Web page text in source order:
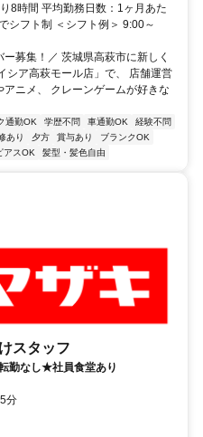
8時間 平均勤務日数：1ヶ月あた
シフト制 ＜シフト例＞ 9:00～
募集！／ 茨城県高萩市に新しく
シア高萩モール店」で、 店舗運営
ニメ、 クレーンゲームが好きな
通勤OK 学歴不問 車通勤OK
経験不問
あり 夕方 賞与あり
ブランクOK
アスOK 髪型・髪色自由
スタッフ
勤なし★社員食堂あり
分